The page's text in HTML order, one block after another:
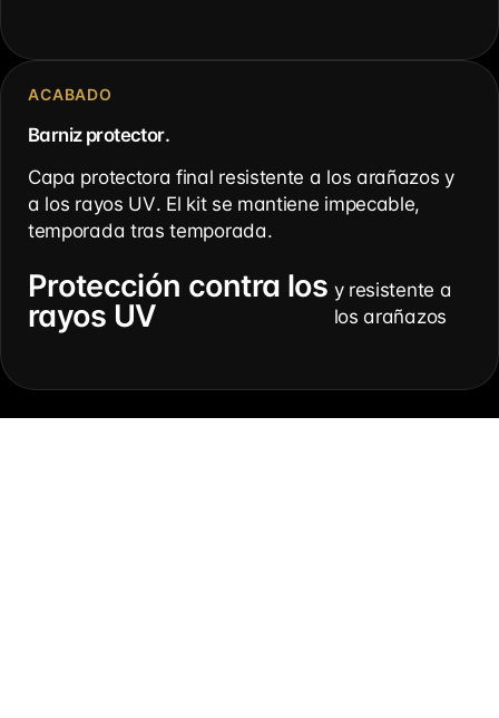
ACABADO
Barniz protector.
Capa protectora final resistente a los arañazos y
a los rayos UV. El kit se mantiene impecable,
temporada tras temporada.
Protección contra los
rayos UV
y resistente a
los arañazos